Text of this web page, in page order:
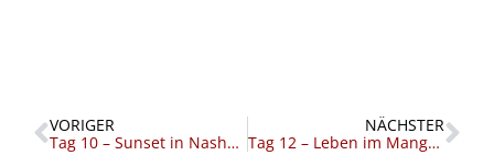
Zurück
VORIGER
Tag 10 – Sunset in Nashville
NÄCHSTER
Tag 12 – Leben im Mangan-Labor